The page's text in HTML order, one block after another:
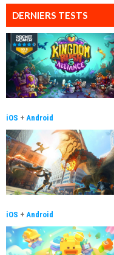
DERNIERS TESTS
iOS + Android
iOS + Android